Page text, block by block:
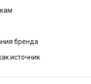
бренда
источник